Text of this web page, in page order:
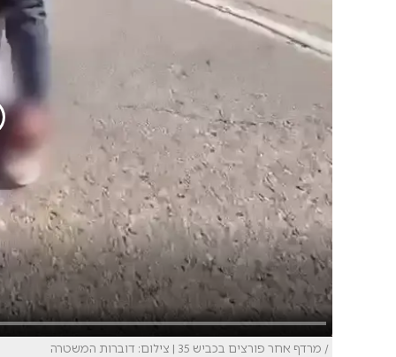
/ מרדף אחר פורצים בכביש 35 | צילום: דוברות המשטרה